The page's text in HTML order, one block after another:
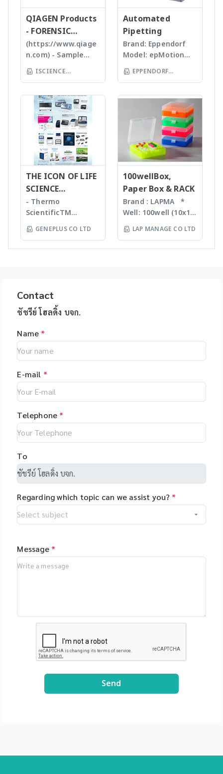
and reasonable
price products to
researcher of the
world **มี
หลากหลายรุ่นสามารถใช้
ร่วมกับเครื่อง qPCR ได้
Tissues, Soft plants
or Emulsion samples
homogenizers อาศัย
คลื่นเสียงในการทำให้
ตัวอย่างละเอียด โดยใช้
Tips ที่มีขนาดต่างๆ กัน
เหมาะสำหรับ Bacteria,
accelerate enzyme
and chemical
reactions, degas
liquids and shear
DNA Bead mill
homogenizers เป็น
เทคโนโลยีใหม่ล่าสุดใน
การบดตัวอย่าง โดยใช้
เม็ด Bead ชนิดและ
ขนาดต่างๆ กันขึ้นกับ
ตัวอย่าง ทำงานร่วมกับ
สามารถบดตัวอย่างที่เป็น
โมเลกุลที่สมบูรณ์ ไม่เสีย
จำนวน รูปร่างและค่า
ข้อมูลทางสถิติที่สำคัญ
เพื่อทำออกมาเป็น
รายงานผลการวิเคราะห์
ได้สะดวกรวดเร็วและถูก
versatile, compact
mass detector
designed with the
chemist in mind.
Features Reaction
monitoring • For
batch and flow
chemistry • Fast
compound
identification and
purity
determination •
Little or no sample
preparation
required with many
novel sample
interfaces
Purification For
mass-directed
fraction collection
with all: • Flash
chromatography
Peptides • Proteins •
Polymers
QIAGEN Products
- FORENSIC
SCIENCE
(https://www.qiage
n.com) - Sample
preparation -
Homogenizer,
Tissuelyser LT,
TissueLyser II,
Automated DNA
extraction, QIAcube
, EZ1 advanced/EZ1
advanced XL,
QIAsymphony -
Assay set up & DNA
quantification -
Liquid handling
robot (QIAgility),
(Rotor-GeneQ),
Investigator
Investigator®
IDplex GO Kit,
Investigator®
IDplex Plus Kit,
Investigator®
24plex GO Kit,
Investigator®
24plex QS kit
ISCIENCE
TECHNOLOGY CO
LTD
Automated
Pipetting
Brand: Eppendorf
Model: epMotion
5075 The
Eppendorf line of
automated liquid
handling systems is
designed to help
you automate
routine pipetting
tasks to free up
your time. Not only
is the epMotion one
of the most
accurate pipetting
stations on the
automation it helps
you to eliminate
and with different
giving you the
the system to your
set-up even
minimal training.
EPPENDORF
(THAILAND) CO LTD
THE ICON OF LIFE
SCIENCE
INNOVATION
- Thermo
ScientificTM
KingFisherTM
Instruments &
reagents, US -
Applied
HIDTM Instruments
and consumables,
US - Applied
Rapid HITTM
Systems
instruments and
consumable, US -
Hamilton, Robotics,
US - Yourgene
Health, US -
NimaGen,
Netherlands - PSI
(Photon Systems
Phenomics Systems,
Oxford Nanopore
China - Qualitype,
LIMS, Germany -
US Download
https://drive.google
.com/file/d/1GLRohy
kZyVSyDn2LiVT_W8E
3xDE2Uxe0/view?
GENEPLUS CO LTD
100wellBox,
Paper Box & RACK
Brand : LAPMA *
Well: 100well (10x10)
* Material:
Polypropylene (PP) /
stable from -80? to
Used for freezing
laboratory sample
LAP MANAGE CO LTD
Contact
ชัชรีย์ โฮลดิ้ง บจก.
Name *
E-mail *
Telephone *
To
Regarding which topic can we assist you? *
Message *
Send